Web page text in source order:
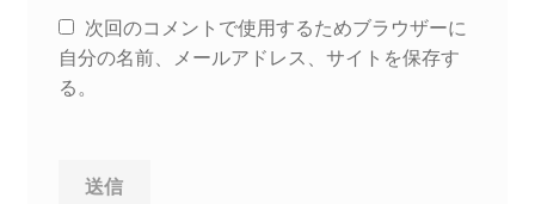
次回のコメントで使用するためブラウザーに
自分の名前、メールアドレス、サイトを保存す
る。